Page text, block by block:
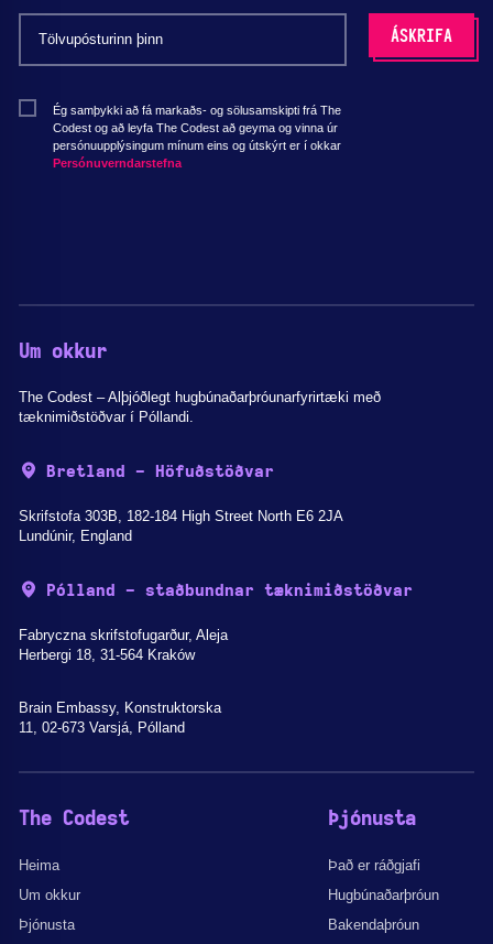
Ég samþykki að fá markaðs- og sölusamskipti frá The
Codest og að leyfa The Codest að geyma og vinna úr
persónuupplýsingum mínum eins og útskýrt er í okkar
Persónuverndarstefna
Um okkur
The Codest – Alþjóðlegt hugbúnaðarþróunarfyrirtæki með
tæknimiðstöðvar í Póllandi.
Bretland - Höfuðstöðvar
Skrifstofa 303B, 182-184 High Street North E6 2JA
Lundúnir, England
Pólland - staðbundnar tæknimiðstöðvar
Fabryczna skrifstofugarður, Aleja
Herbergi 18, 31-564 Kraków
Brain Embassy, Konstruktorska
11, 02-673 Varsjá, Pólland
The Codest
Heima
Um okkur
Þjónusta
Þjónusta
Það er ráðgjafi
Hugbúnaðarþróun
Bakendaþróun